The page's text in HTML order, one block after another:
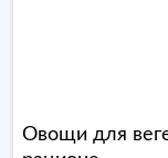
Овощи для